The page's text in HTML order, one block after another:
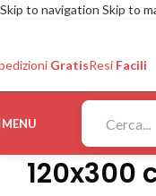
Skip to navigation Skip to
GratisResi Facili
MENU
120x300